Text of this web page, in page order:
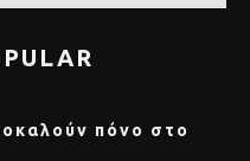
πόνο στο